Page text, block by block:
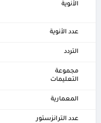
الأنوية
عدد الأنوية
التردد
مجموعة
التعليمات
المعمارية
عدد الترانزستور